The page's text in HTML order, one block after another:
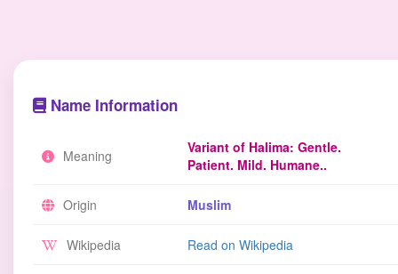
Name Information
Meaning
Variant of Halima: Gentle.
Patient. Mild. Humane..
Origin Muslim
Wikipedia Read on Wikipedia